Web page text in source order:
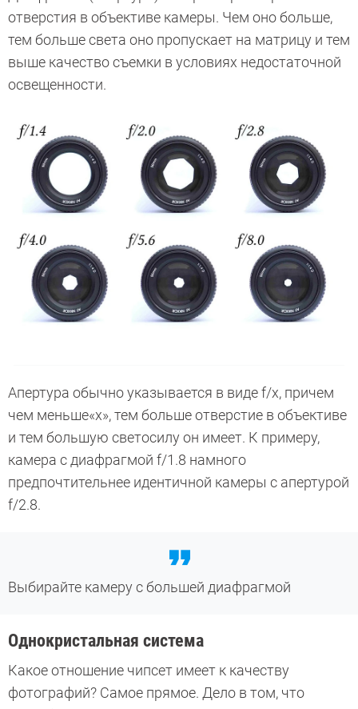
отверстия в объективе камеры. Чем оно больше,
тем больше света оно пропускает на матрицу и тем
выше качество съемки в условиях недостаточной
освещенности.
Апертура обычно указывается в виде f/x, причем
чем меньше«x», тем больше отверстие в объективе
и тем большую светосилу он имеет. К примеру,
камера с диафрагмой f/1.8 намного
предпочтительнее идентичной камеры с апертурой
f/2.8.
Выбирайте камеру с большей диафрагмой
Однокристальная система
Какое отношение чипсет имеет к качеству
фотографий? Самое прямое. Дело в том, что